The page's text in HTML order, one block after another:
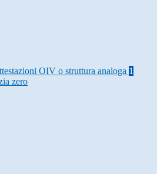
OIV o struttura analoga 1
zero